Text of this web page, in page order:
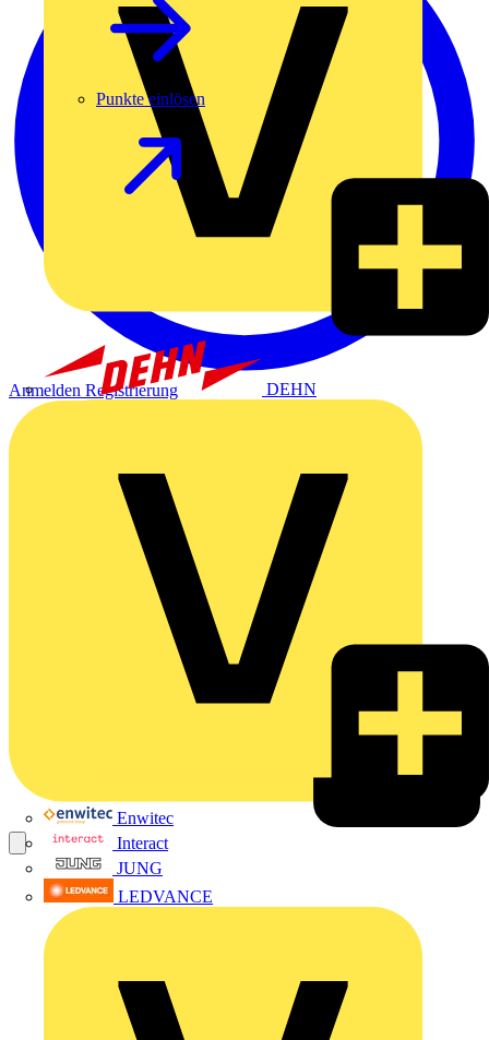
DEHN
Enwitec
Interact
JUNG
LEDVANCE
Punkte einlösen
Anmelden Registrierung